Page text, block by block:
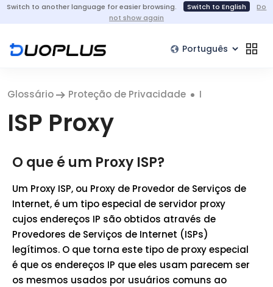
Switch to another language for easier browsing. Switch to English
Do
not show again
Glossário Proteção de Privacidade I
ISP Proxy
O que é um Proxy ISP?
Um Proxy ISP, ou Proxy de Provedor de Serviços de
Internet, é um tipo especial de servidor proxy
cujos endereços IP são obtidos através de
Provedores de Serviços de Internet (ISPs)
legítimos. O que torna este tipo de proxy especial
é que os endereços IP que eles usam parecem ser
os mesmos usados por usuários comuns ao